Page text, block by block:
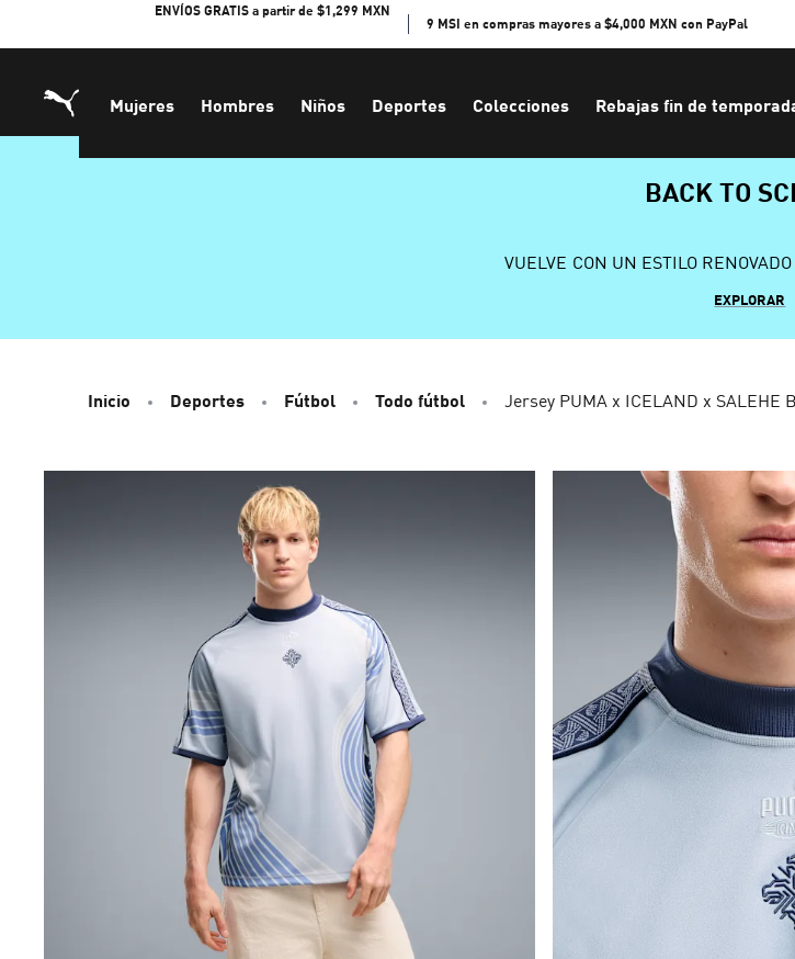
ENVÍOS GRATIS a partir de $1,299 MXN
9 MSI en compras mayores a $4,000 MXN con PayPal
Mujeres Hombres Niños Deportes Colecciones Rebajas fin de
BACK TO
VUELVE CON UN ESTILO
EXPLORAR
Inicio Deportes Fútbol Todo fútbol Jersey PUMA x ICELAND x SALEHE